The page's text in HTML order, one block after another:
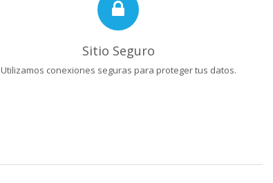
Sitio Seguro
Utilizamos conexiones seguras para proteger tus datos.